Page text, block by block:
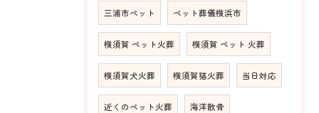
三浦市ペット ペット葬儀横浜市
横須賀 ペット火葬 横須賀 ペット 火葬
横須賀犬火葬 横須賀猫火葬 当日対応
近くのペット火葬 海洋散骨